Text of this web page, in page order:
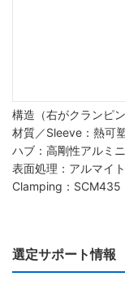
構造（右がクランピン
材質／Sleeve：熱可
ハブ：高剛性アルミ
表面処理：アルマイ
Clamping：SCM435
選定サポート情報